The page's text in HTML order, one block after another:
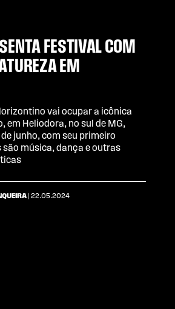
FESTIVAL COM
EM
vai ocupar a icônica
em Heliodora, no sul de MG,
junho, com seu primeiro
música, dança e outras
| 22.05.2024